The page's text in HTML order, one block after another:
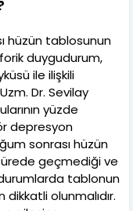
hüzün tablosunun
duygudurum,
ile ilişkili
Dr. Sevilay
yüzde
depresyon
sonrası hüzün
geçmediği ve
tablonun
olunmalıdır.